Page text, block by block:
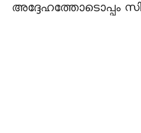
അദ്ദേഹത്തോടൊപ്പം